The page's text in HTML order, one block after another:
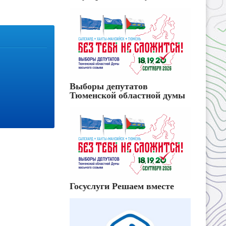
Выборы депутатов
Тюменской областной думы
Госуслуги Решаем вместе